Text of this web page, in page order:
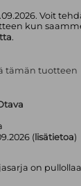
( lisätietoa)
on
Voit
kun
.
tämän tuotteen